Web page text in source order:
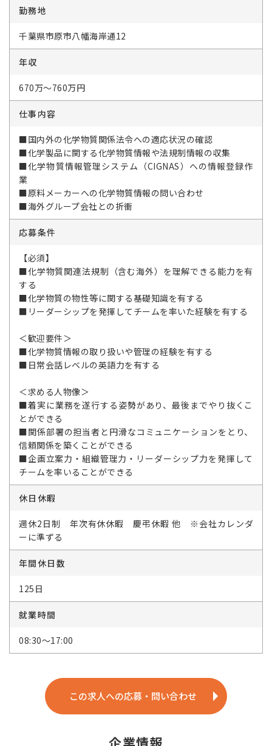
勤務地
千葉県市原市八幡海岸通12
年収
670万～760万円
仕事内容
■国内外の化学物質関係法令への適応状況の確認
■化学製品に関する化学物質情報や法規制情報の収集
■化学物質情報管理システム（CIGNAS）への情報登録作
業
■原料メーカーへの化学物質情報の問い合わせ
■海外グループ会社との折衝
応募条件
【必須】
■化学物質関連法規制（含む海外）を理解できる能力を有
する
■化学物質の物性等に関する基礎知識を有する
■リーダーシップを発揮してチームを率いた経験を有する
＜歓迎要件＞
■化学物質情報の取り扱いや管理の経験を有する
■日常会話レベルの英語力を有する
＜求める人物像＞
■着実に業務を遂行する姿勢があり、最後までやり抜くこ
とができる
■関係部署の担当者と円滑なコミュニケーションをとり、
信頼関係を築くことができる
■企画立案力・組織管理力・リーダーシップ力を発揮して
チームを率いることができる
休日休暇
週休2日制 年次有休休暇 慶弔休暇 他 ※会社カレンダ
ーに準ずる
年間休日数
125日
就業時間
08:30～17:00
この求人への応募・問い合わせ
企業情報